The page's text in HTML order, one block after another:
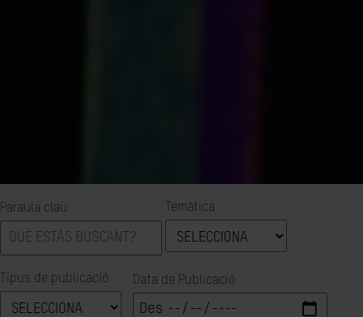
Paraula clau Temàtica
Tipus de publicació Data de Publicació